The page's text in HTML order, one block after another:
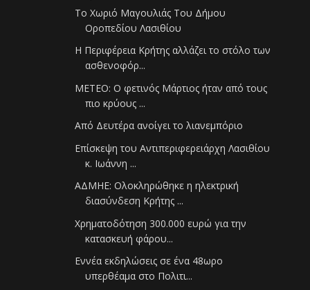
Το Χωριό Μαγουλιάς Του Δήμου
Οροπεδίου Λασιθίου
Η Περιφέρεια Κρήτης αλλάζει το στόλο των
ασθενοφόρ...
ΜΕΤΕΟ: Ο φετινός Μάρτιος ήταν από τους
πιο κρύους ...
Από Δευτέρα ανοίγει το λιανεμπόριο
Eπίσκεψη του Αντιπεριφερειάρχη Λασιθίου
κ. Ιωάννη ...
ΑΔΜΗΕ: Ολοκληρώθηκε η ηλεκτρική
διασύνδεση Κρήτης ...
Χρηματοδότηση 300.000 ευρώ για την
κατασκευή φάρου...
Εννέα εκδηλώσεις σε ένα 48ωρο
υπερθέαμα στο Πολιτι...